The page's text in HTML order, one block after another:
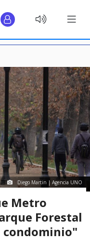
Diego Martin | Agencia UNO
Metro
Forestal
condominio"